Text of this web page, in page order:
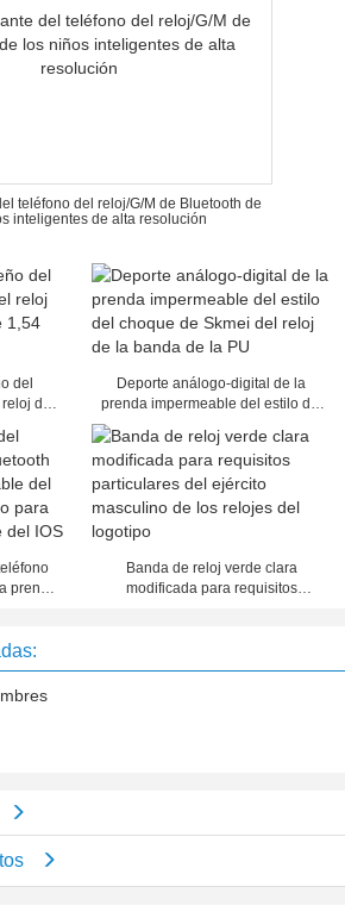
teléfono del reloj/G/M de Bluetooth de
inteligentes de alta resolución
del
de
Deporte análogo-digital de la
prenda impermeable del estilo del
choque de Skmei del reloj de la
banda de la PU
prenda
Banda de reloj verde clara
modificada para requisitos